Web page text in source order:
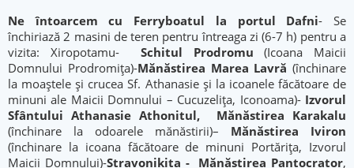
Ne întoarcem cu Ferryboatul la portul Dafni- Se
închiriază 2 masini de teren pentru întreaga zi (6-7 h) pentru a
vizita: Xiropotamu- Schitul Prodromu
(Icoana Maicii
Domnului Prodromița)-Mănăstirea Marea Lavră (închinare
la moaștele și crucea Sf. Athanasie și la icoanele făcătoare de
minuni ale Maicii Domnului – Cucuzeliţa, Iconoama)- Izvorul
Sfântului Athanasie Athonitul, Mănăstirea Karakalu
(închinare la odoarele mănăstirii)– Mănăstirea Iviron
(închinare la icoana făcătoare de minuni Portărița, Izvorul
Maicii Domnului)-Stravonikita - Mănăstirea Pantocrator,